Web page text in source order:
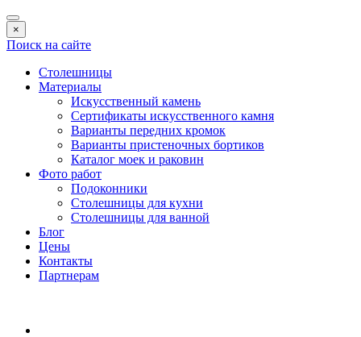
×
Поиск на сайте
Столешницы
Материалы
Искусственный камень
Сертификаты искусственного камня
Варианты передних кромок
Варианты пристеночных бортиков
Каталог моек и раковин
Фото работ
Подоконники
Столешницы для кухни
Столешницы для ванной
Блог
Цены
Контакты
Партнерам